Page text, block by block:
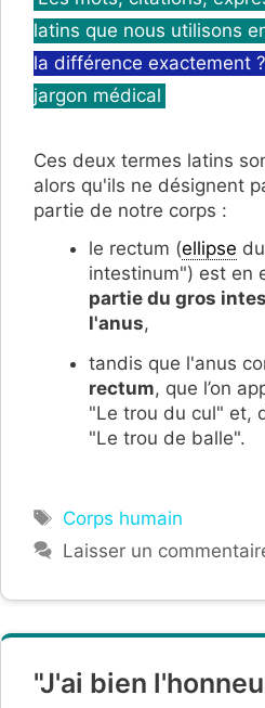
latins que nous utilisons
la différence exactement ?
jargon médical
Ces deux termes latins
alors qu'ils ne désignent
partie de notre corps :
le rectum (ellipse
intestinum") est en
partie du gros
l'anus,
tandis que l'anus
rectum, que l’on
"Le trou du cul" et,
"Le trou de balle".
Étiquettes
Corps humain
Laisser un
"J'ai bien